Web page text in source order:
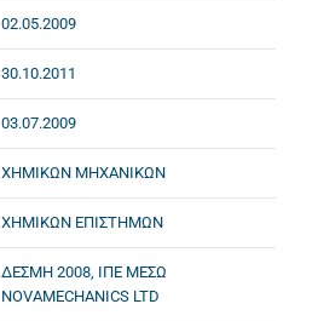
02.05.2009
30.10.2011
03.07.2009
ΧΗΜΙΚΩΝ ΜΗΧΑΝΙΚΩΝ
ΧΗΜΙΚΩΝ ΕΠΙΣΤΗΜΩΝ
ΔΕΣΜΗ 2008, ΙΠΕ ΜΕΣΩ
NOVAMECHANICS LTD